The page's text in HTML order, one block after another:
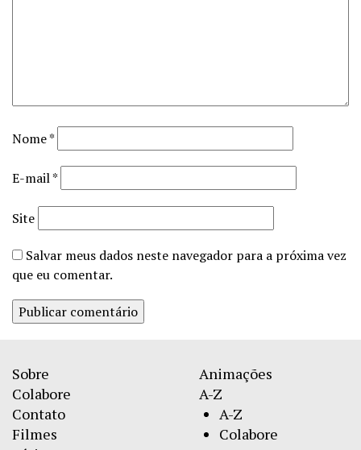
Nome*
E-mail*
Site
Salvar meus dados neste navegador para a próxima vez
que eu comentar.
Sobre
Colabore
Contato
Filmes
Animações
A-Z
A-Z
Colabore